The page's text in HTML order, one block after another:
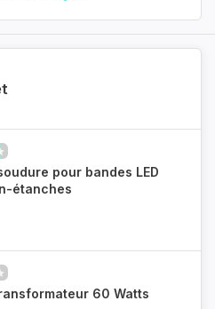
pour bandes LED
étanches
60 Watts